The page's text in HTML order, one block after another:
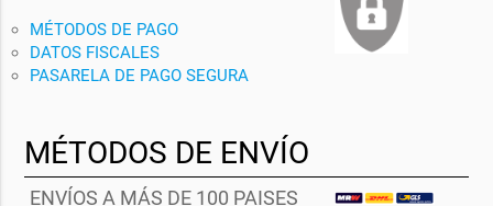
MÉTODOS DE PAGO
DATOS FISCALES
PASARELA DE PAGO SEGURA
MÉTODOS DE ENVÍO
ENVÍOS A MÁS DE 100 PAISES